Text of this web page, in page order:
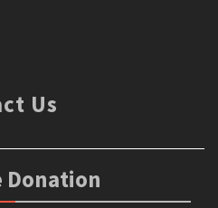
Us
Donation